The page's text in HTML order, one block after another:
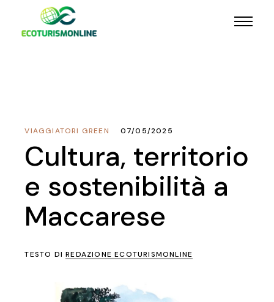
VIAGGIATORI GREEN 07/05/2025
Cultura, territorio
e sostenibilità a
Maccarese
TESTO DIREDAZIONE ECOTURISMONLINE